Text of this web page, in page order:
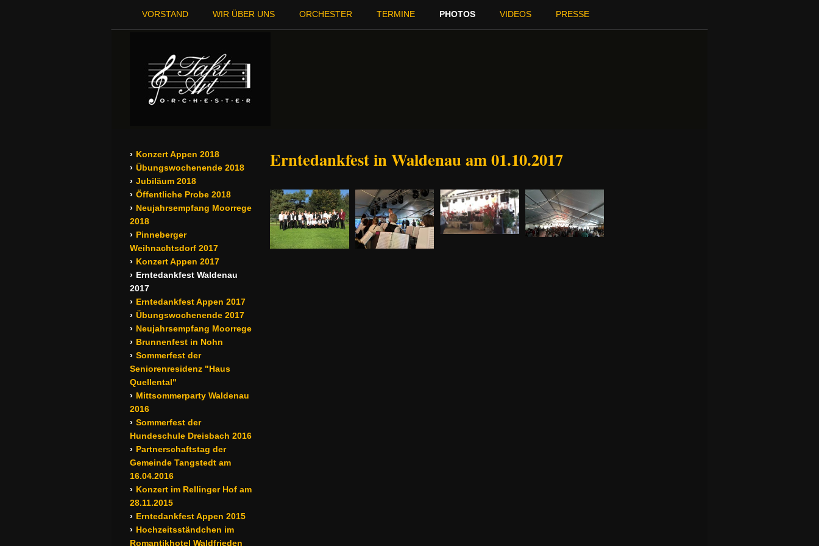
VORSTAND WIR ÜBER UNS ORCHESTER TERMINE PHOTOS VIDEOS PRESSE
Konzert Appen 2018
Übungswochenende 2018
Jubiläum 2018
Öffentliche Probe 2018
Neujahrsempfang Moorrege
2018
Pinneberger
Weihnachtsdorf 2017
Konzert Appen 2017
Erntedankfest Waldenau
2017
Erntedankfest Appen 2017
Übungswochenende 2017
Neujahrsempfang Moorrege
Brunnenfest in Nohn
Sommerfest der
Seniorenresidenz "Haus
Quellental"
Mittsommerparty Waldenau
2016
Sommerfest der
Hundeschule Dreisbach 2016
Partnerschaftstag der
Gemeinde Tangstedt am
16.04.2016
Konzert im Rellinger Hof am
28.11.2015
Erntedankfest Appen 2015
Hochzeitsständchen im
Romantikhotel Waldfrieden
Erntedankfest in Waldenau am 01.10.2017